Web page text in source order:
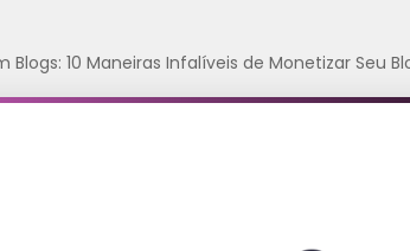
Blogs: 10 Maneiras Infalíveis de Monetizar Seu